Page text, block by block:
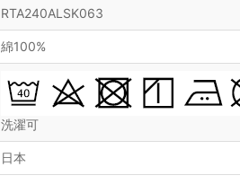
RTA240ALSK063
綿100%
洗濯可
日本